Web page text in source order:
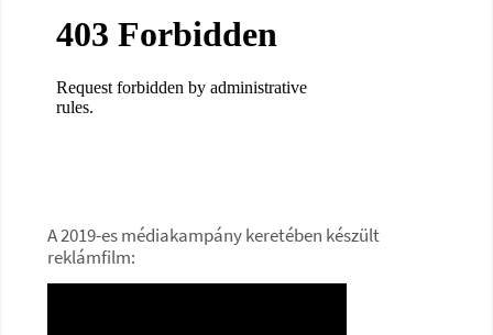
A 2019-es médiakampány keretében készült
reklámfilm: